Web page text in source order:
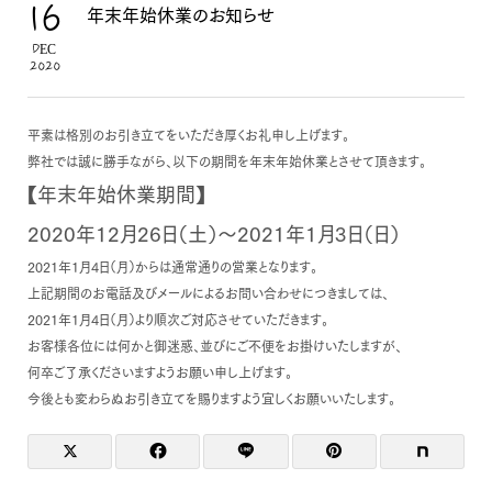
16
DEC
2020
年末年始休業のお知らせ
平素は格別のお引き立てをいただき厚くお礼申し上げます。
弊社では誠に勝手ながら、以下の期間を年末年始休業とさせて頂きます。
【年末年始休業期間】
2020年12月26日（土）～2021年1月3日（日）
2021年1月4日（月）からは通常通りの営業となります。
上記期間のお電話及びメールによるお問い合わせにつきましては、
2021年1月4日（月）より順次ご対応させていただきます。
お客様各位には何かと御迷惑、並びにご不便をお掛けいたしますが、
何卒ご了承くださいますようお願い申し上げます。
今後とも変わらぬお引き立てを賜りますよう宜しくお願いいたします。